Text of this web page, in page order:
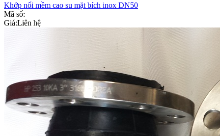
Khớp nối mềm cao su mặt bích inox DN50
Mã số:
Giá:Liên hệ